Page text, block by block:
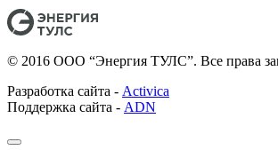
© 2016 ООО “Энергия ТУЛС”. Все права
Разработка сайта - Activica
Поддержка сайта - ADN